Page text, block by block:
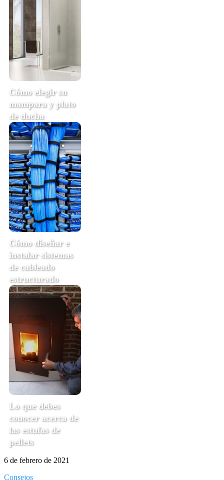
Cómo elegir su
mampara y plato
de ducha
Cómo diseñar e
instalar sistemas
de cableado
estructurado
Lo que debes
conocer acerca de
las estufas de
pellets
6 de febrero de 2021
Consejos